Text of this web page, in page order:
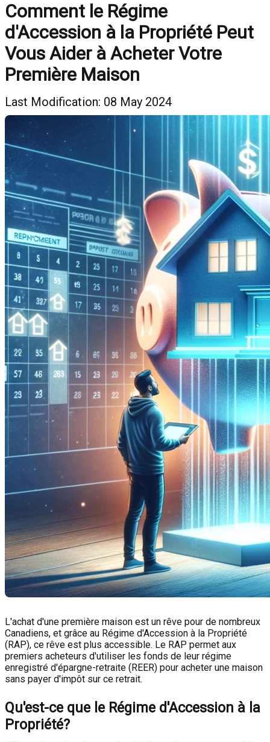
Comment le Régime
d'Accession à la Propriété Peut
Vous Aider à Acheter Votre
Première Maison
Last Modification: 08 May 2024
L'achat d'une première maison est un rêve pour de nombreux
Canadiens, et grâce au Régime d'Accession à la Propriété
(RAP), ce rêve est plus accessible. Le RAP permet aux
premiers acheteurs d'utiliser les fonds de leur régime
enregistré d'épargne-retraite (REER) pour acheter une maison
sans payer d'impôt sur ce retrait.
Qu'est-ce que le Régime d'Accession à la
Propriété?